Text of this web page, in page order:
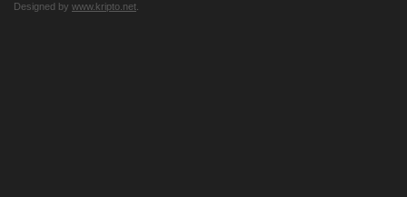
Designed by www.kripto.net